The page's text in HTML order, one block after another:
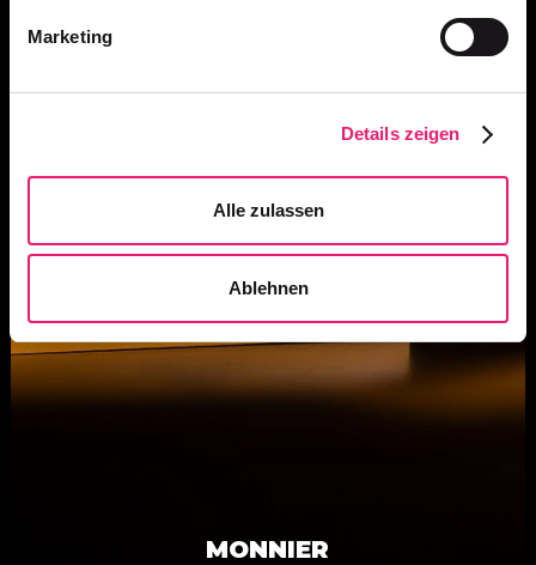
Marketing
Details zeigen
Alle zulassen
Ablehnen
MONNIER